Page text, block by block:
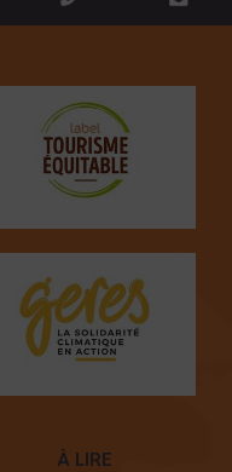
À LIRE